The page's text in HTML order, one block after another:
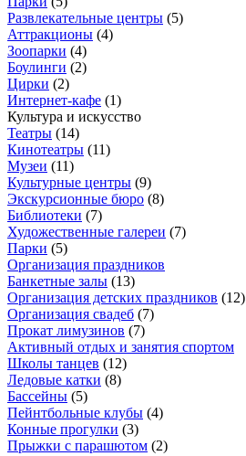
Развлекательные центры (5)
Аттракционы (4)
Зоопарки (4)
Боулинги (2)
Цирки (2)
Интернет-кафе (1)
Культура и искусство
Театры (14)
Кинотеатры (11)
Музеи (11)
Культурные центры (9)
Экскурсионные бюро (8)
Библиотеки (7)
Художественные галереи (7)
Парки (5)
Организация праздников
Банкетные залы (13)
Организация детских праздников (12)
Организация свадеб (7)
Прокат лимузинов (7)
Активный отдых и занятия спортом
Школы танцев (12)
Ледовые катки (8)
Бассейны (5)
Пейнтбольные клубы (4)
Конные прогулки (3)
Прыжки с парашютом (2)